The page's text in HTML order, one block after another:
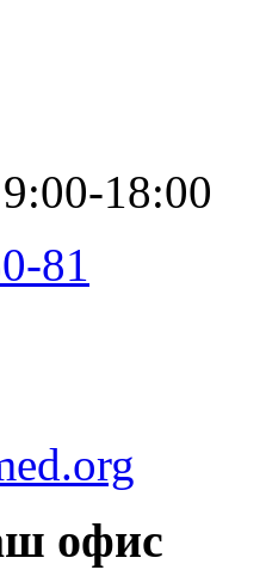
18:00
81
офис